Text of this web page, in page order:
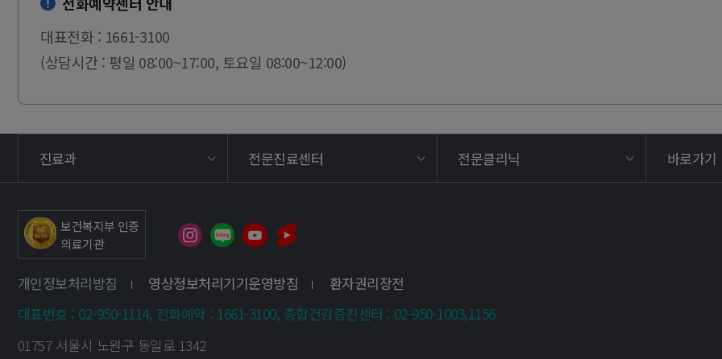
대표전화 : 1661-3100
(상담시간 : 평일 08:00~17:00, 토요일 08:00~12:00)
진료과 전문진료센터 전문클리닉 바로가기
보건복지부 인증
의료기관
개인정보처리방침 영상정보처리기기운영방침
환자권리장전
대표번호 : 02-950-1114, 전화예약 : 1661-3100, 종합건강증진센터 : 02-950-1003,1156
01757 서울시 노원구 동일로 1342